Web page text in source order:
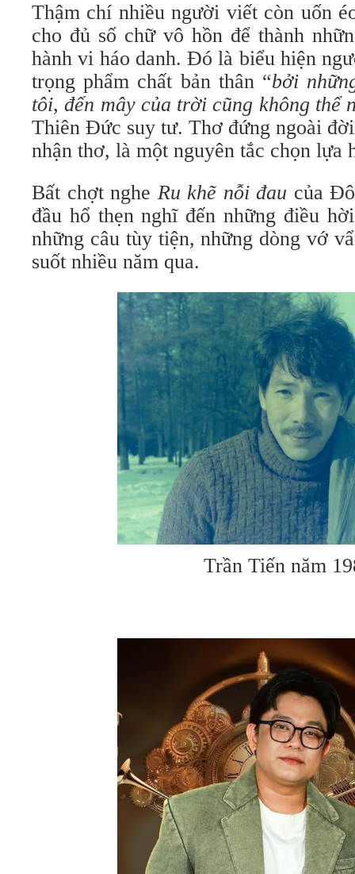
Thậm chí nhiều người viết còn uốn
cho đủ số chữ vô hồn để thành
hành vi háo danh. Đó là biểu hiện
trọng phẩm chất bản thân “bởi
tôi, đến mây của trời cũng không thể
Thiên Đức suy tư. Thơ đứng ngoài
nhận thơ, là một nguyên tắc chọn lựa
Bất chợt nghe Ru khẽ nỗi đau của
đầu hổ thẹn nghĩ đến những điều
những câu tùy tiện, những dòng vớ
suốt nhiều năm qua.
Trần Tiến năm